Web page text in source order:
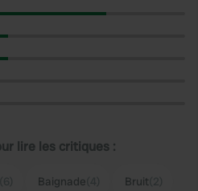
lire les critiques :
Baignade Bruit